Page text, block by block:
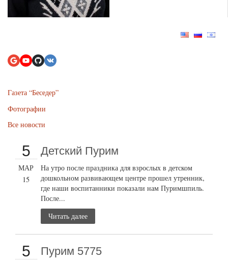
Газета “Беседер”
Фотографии
Все новости
5
МАР
15
Детский Пурим
На утро после праздника для взрослых в детском
дошкольном развивающем центре прошел утренник,
где наши воспитанники показали нам Пуримшпиль.
После...
Читать далее
5 Пурим 5775